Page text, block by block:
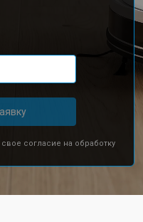
согласие на обработку